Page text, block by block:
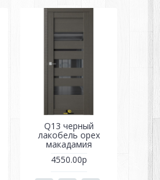
Q13 черный
лакобель орех
макадамия
4550.00р